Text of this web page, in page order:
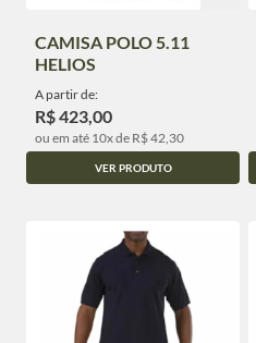
CAMISA POLO 5.11
HELIOS
A partir de:
R$ 423,00
ou em até 10x de R$ 42,30
VER PRODUTO